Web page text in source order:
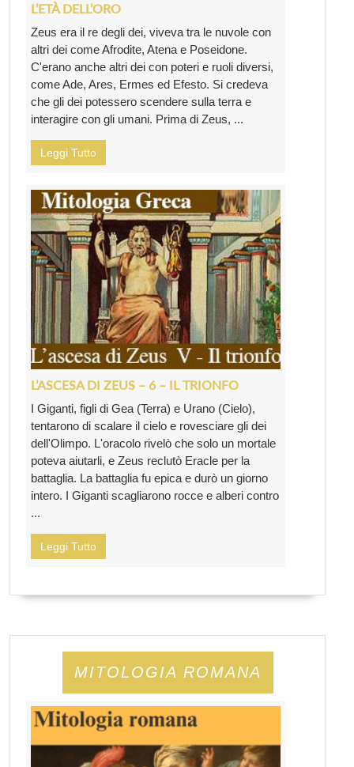
L’ETÀ DELL’ORO
Zeus era il re degli dei, viveva tra le nuvole con
altri dei come Afrodite, Atena e Poseidone.
C'erano anche altri dei con poteri e ruoli diversi,
come Ade, Ares, Ermes ed Efesto. Si credeva
che gli dei potessero scendere sulla terra e
interagire con gli umani. Prima di Zeus, ...
Leggi Tutto
L’ASCESA DI ZEUS – 6 – IL TRIONFO
I Giganti, figli di Gea (Terra) e Urano (Cielo),
tentarono di scalare il cielo e rovesciare gli dei
dell'Olimpo. L'oracolo rivelò che solo un mortale
poteva aiutarli, e Zeus reclutò Eracle per la
battaglia. La battaglia fu epica e durò un giorno
intero. I Giganti scagliarono rocce e alberi contro
...
Leggi Tutto
MITOLOGIA ROMANA